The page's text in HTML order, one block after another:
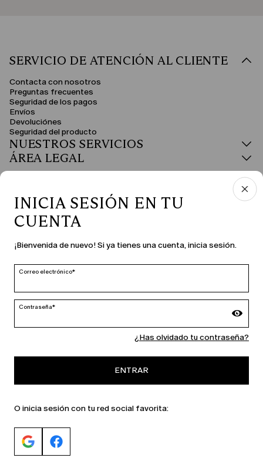
SERVICIO DE ATENCIÓN AL CLIENTE
Contacta con nosotros
Preguntas frecuentes
Seguridad de los pagos
Envíos
Devoluciónes
Seguridad del producto
NUESTROS SERVICIOS
ÁREA LEGAL
PAÍS E IDIOMA
España | es
MARINA RINALDI
INICIA SESIÓN EN TU
CUENTA
¡Bienvenida de nuevo! Si ya tienes una cuenta, inicia sesión.
Correo electrónico*
Contraseña*
¿Has olvidado tu contraseña?
ENTRAR
O inicia sesión con tu red social favorita: